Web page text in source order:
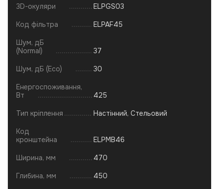
3D-окуляри ELPGS03
Код фільтра ELPAF45
Шум, дБ
(Normal)
37
Шум, дБ (Eco) 30
Енергоспоживання,
Вт
425
Тип кріплення Настінний, Стельовий
Код
кронштейна
ELPMB46
Ширина, мм 470
Глибина, мм 450